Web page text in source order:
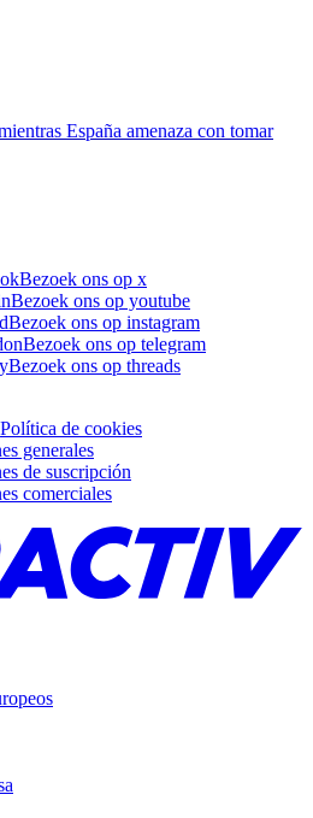
España amenaza con tomar
Bezoek ons op x
Bezoek ons op youtube
Bezoek ons op instagram
Bezoek ons op telegram
Bezoek ons op threads
Política de cookies
generales
de suscripción
comerciales